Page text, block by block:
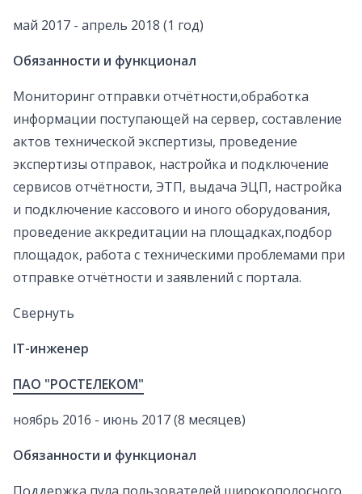
май 2017 - апрель 2018 (1 год)
Обязанности и функционал
Мониторинг отправки отчётности,обработка
информации поступающей на сервер, составление
актов технической экспертизы, проведение
экспертизы отправок, настройка и подключение
сервисов отчётности, ЭТП, выдача ЭЦП, настройка
и подключение кассового и иного оборудования,
проведение аккредитации на площадках,подбор
площадок, работа с техническими проблемами при
отправке отчётности и заявлений с портала.
Свернуть
IT-инженер
ПАО "РОСТЕЛЕКОМ"
ноябрь 2016 - июнь 2017 (8 месяцев)
Обязанности и функционал